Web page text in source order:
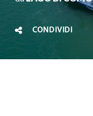
CONDIVIDI